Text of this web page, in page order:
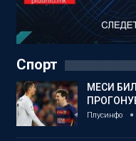
Спорт
МЕСИ
Плусинфо